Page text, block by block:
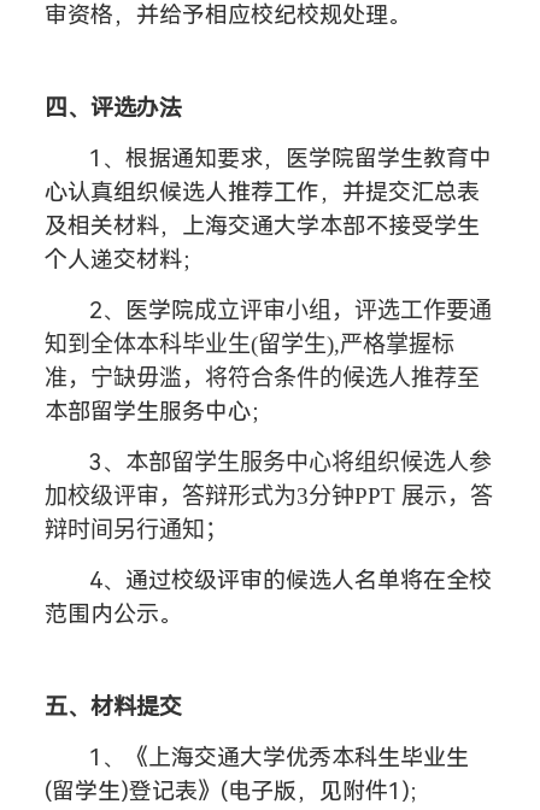
审资格，并给予相应校纪校规处理。
四、评选办法
1、根据通知要求，
医学院留学生教育中
心认真组织候选人推荐工作，并提交汇总表
及相关材料， 上海交通大学本部不接受学生
个人递交材料；
2、
医学院成立评审小组，评选工作要通
知到全体本科毕业生(留学生),严格掌握标
准，宁缺毋滥，将符合条件的候选人推荐至
本部留学生服务中心；
3、 本部留学生服务中心将组织候选人参
加校级评审，答辩形式为3分钟PPT 展示，答
辩时间另行通知；
4、通过校级评审的候选人名单将在全校
范围内公示。
五、材料提交
1、《上海交通大学优秀本科生毕业生
(留学生)登记表》(电子版，见附件1);